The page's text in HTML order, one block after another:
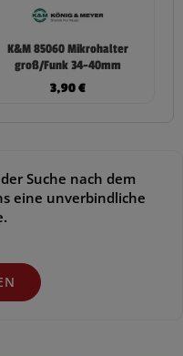
K&M 85060 Mikrohalter
groß/Funk 34-40mm
3,90€
Suche nach dem
eine unverbindliche